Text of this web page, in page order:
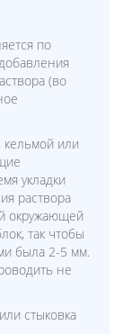
по
(во
кельмой или
укладки
раствора
окружающей
так чтобы
была 2-5 мм.
не
стыковка